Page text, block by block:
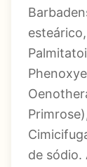
de sódio.